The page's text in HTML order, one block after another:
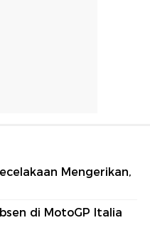
Mengerikan,
di MotoGP Italia